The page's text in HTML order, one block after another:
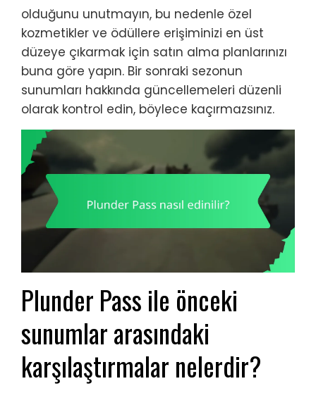
olduğunu unutmayın, bu nedenle özel
kozmetikler ve ödüllere erişiminizi en üst
düzeye çıkarmak için satın alma planlarınızı
buna göre yapın. Bir sonraki sezonun
sunumları hakkında güncellemeleri düzenli
olarak kontrol edin, böylece kaçırmazsınız.
Plunder Pass ile önceki
sunumlar arasındaki
karşılaştırmalar nelerdir?